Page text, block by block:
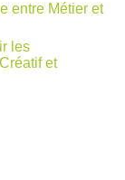
entre Métier et
les
et